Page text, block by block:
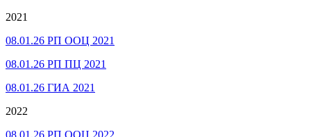
2021
08.01.26 РП ООЦ 2021
08.01.26 РП ПЦ 2021
08.01.26 ГИА 2021
2022
08.01.26 РП ООЦ 2022